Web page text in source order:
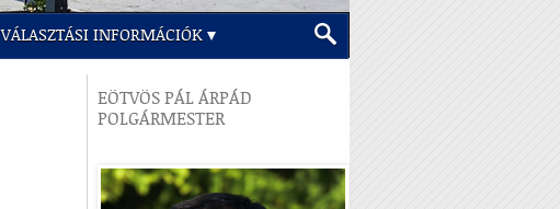
VÁLASZTÁSI INFORMÁCIÓK
EÖTVÖS PÁL ÁRPÁD
POLGÁRMESTER